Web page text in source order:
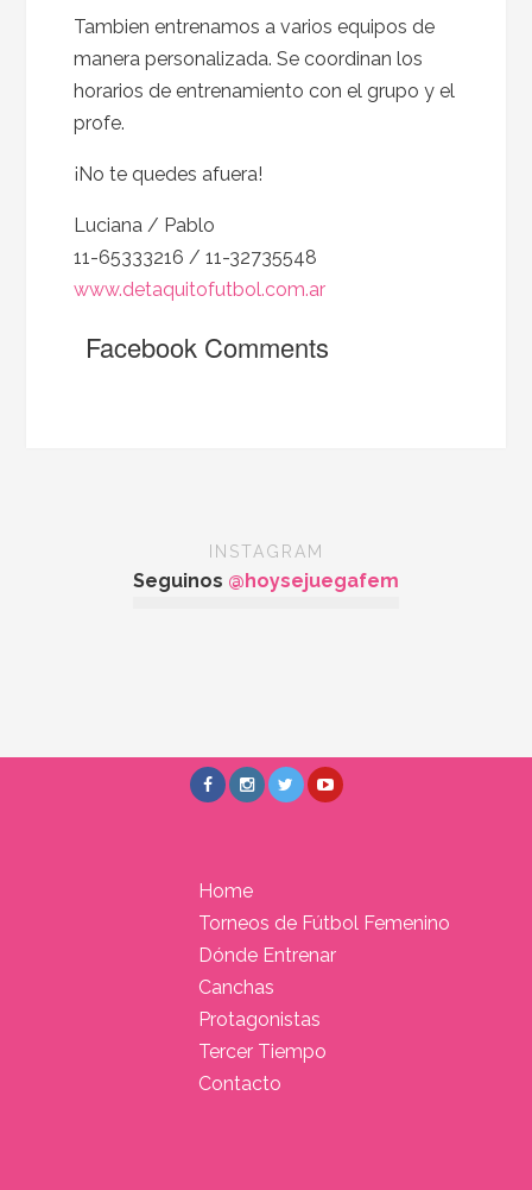
Tambien entrenamos a varios equipos de
manera personalizada. Se coordinan los
horarios de entrenamiento con el grupo y el
profe.
¡No te quedes afuera!
Luciana / Pablo
11-65333216 / 11-32735548
www.detaquitofutbol.com.ar
Facebook Comments
INSTAGRAM
Seguinos @hoysejuegafem
Home
Torneos de Fútbol Femenino
Dónde Entrenar
Canchas
Protagonistas
Tercer Tiempo
Contacto